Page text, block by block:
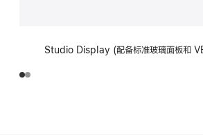
Studio Display (配备标准玻璃面板和